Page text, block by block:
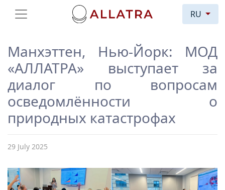
RU
Манхэттен, Нью-Йорк: МОД
«АЛЛАТРА» выступает за
диалог по вопросам
осведомлённости о
природных катастрофах
29 July 2025